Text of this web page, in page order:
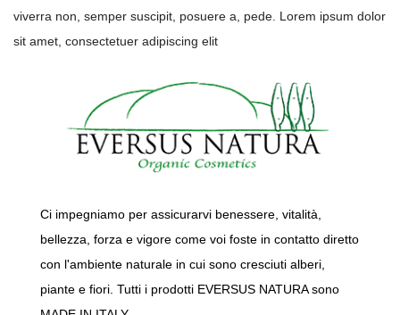
viverra non, semper suscipit, posuere a, pede. Lorem ipsum dolor
sit amet, consectetuer adipiscing elit
Ci impegniamo per assicurarvi benessere, vitalità,
bellezza, forza e vigore come voi foste in contatto diretto
con l'ambiente naturale in cui sono cresciuti alberi,
piante e fiori. Tutti i prodotti EVERSUS NATURA sono